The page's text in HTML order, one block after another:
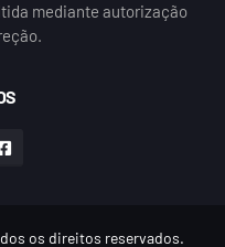
mediante autorização
os direitos reservados.